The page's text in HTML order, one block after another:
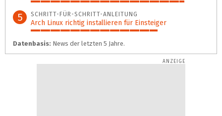
86%
5 SCHRITT-FÜR-SCHRITT-ANLEITUNG
Arch Linux richtig installieren für Einsteiger
71%
Datenbasis: News der letzten 5 Jahre.